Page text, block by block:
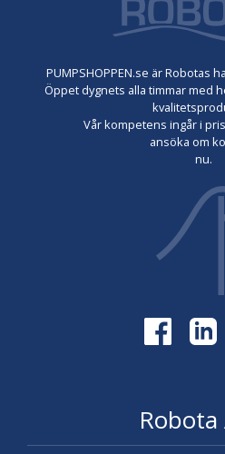
PUMPSHOPPEN.se är Robotas
Öppet dygnets alla timmar med
Vår kompetens ingår i
ansöka om
nu.
Robota